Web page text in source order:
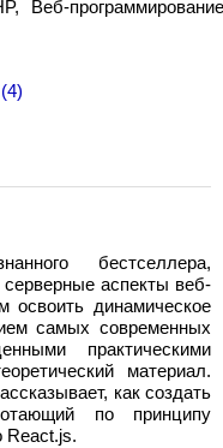
Веб-
бестселлера,
аспекты веб-
освоить динамическое
самых современных
практическими
материал.
как создать
по принципу
React.js.